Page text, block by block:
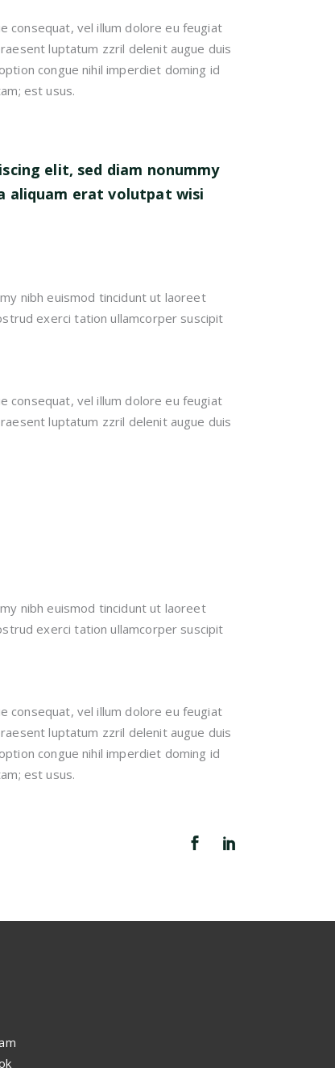
consequat, vel illum dolore eu feugiat
luptatum zzril delenit augue duis
congue nihil imperdiet doming id
est usus.
elit, sed diam nonummy
aliquam erat volutpat wisi
nibh euismod tincidunt ut laoreet
exerci tation ullamcorper suscipit
consequat, vel illum dolore eu feugiat
luptatum zzril delenit augue duis
nibh euismod tincidunt ut laoreet
exerci tation ullamcorper suscipit
consequat, vel illum dolore eu feugiat
luptatum zzril delenit augue duis
congue nihil imperdiet doming id
est usus.